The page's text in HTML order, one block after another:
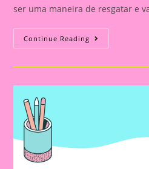
ser uma maneira de resgatar e
Continue Reading Atividade
Com